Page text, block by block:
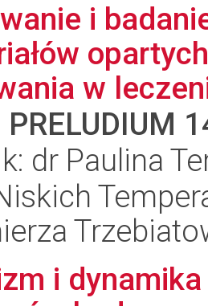
i
w
PRELUDIUM
dr Paulina
i